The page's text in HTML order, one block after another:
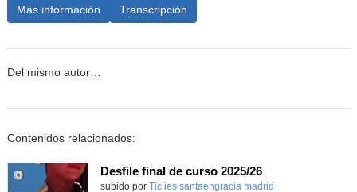
Más información Transcripción
Del mismo autor…
Contenidos relacionados:
Desfile final de curso 2025/26
subido por Tic ies santaengracia madrid